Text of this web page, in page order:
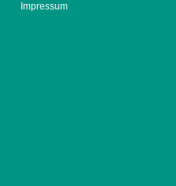
Impressum